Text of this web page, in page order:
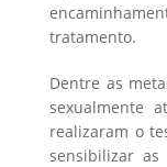
tratamento.
Dentre as
sexualmente
realizaram o
sensibilizar as